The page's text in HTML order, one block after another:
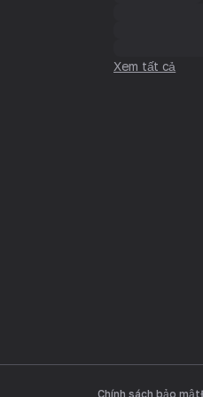
Xem tất cả
Chính sách bảo mật